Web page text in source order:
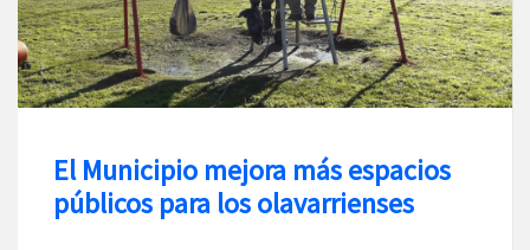
El Municipio mejora más espacios
públicos para los olavarrienses